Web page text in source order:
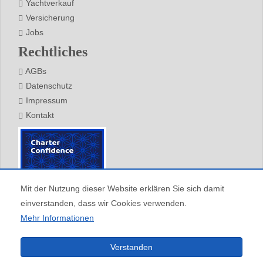
Yachtverkauf
Versicherung
Jobs
Rechtliches
AGBs
Datenschutz
Impressum
Kontakt
Alle Redaktionellen Inhalte (c) Barone Yachting, Keine Vervielfältigung ohne vorherige
Zustimmung
Mit der Nutzung dieser Website erklären Sie sich damit
einverstanden, dass wir Cookies verwenden.
Mehr Informationen
Verstanden